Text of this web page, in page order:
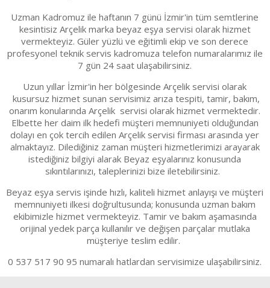
Uzman Kadromuz ile haftanın 7 günü İzmir'in tüm semtlerine
kesintisiz Arçelik marka beyaz eşya servisi olarak hizmet
vermekteyiz. Güler yüzlü ve eğitimli ekip ve son derece
profesyonel teknik servis kadromuza telefon numaralarımız ile
7 gün 24 saat ulaşabilirsiniz.
Uzun yıllar İzmir'in her bölgesinde Arçelik servisi olarak
kusursuz hizmet sunan servisimiz arıza tespiti, tamir, bakım,
onarım konularında Arçelik servisi olarak hizmet vermektedir.
Elbette her daim ilk hedefi müşteri memnuniyeti olduğundan
dolayı en çok tercih edilen Arçelik servisi firması arasında yer
almaktayız. Dilediğiniz zaman müşteri hizmetlerimizi arayarak
istediğiniz bilgiyi alarak Beyaz eşyalarınız konusunda
sıkıntılarınızı, taleplerinizi bize iletebilirsiniz.
Beyaz eşya servis işinde hızlı, kaliteli hizmet anlayışı ve müşteri
memnuniyeti ilkesi doğrultusunda; konusunda uzman bakım
ekibimizle hizmet vermekteyiz. Tamir ve bakım aşamasında
orijinal yedek parça kullanılır ve değişen parçalar mutlaka
müşteriye teslim edilir.
0 537 517 90 95 numaralı hatlardan servisimize ulaşabilirsiniz.